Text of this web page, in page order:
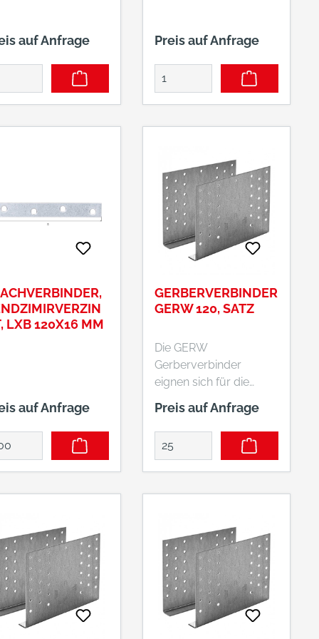
auf Anfrage Preis auf Anfrage
LXB 120X16 MM
auf Anfrage
GERBERVERBINDER
GERW 120, SATZ
Die GERW
Gerberverbinder
eignen sich für die
Gelenkausbildung von
stumpf gestoßenen
Durchlaufträgern.
Neben QuerKräften in
aufnehmen und eignen
sich daher zur
Weiterleitung von
VerbandsKräften. In
Abhängigkeit von der
Belastung kann
Preis auf Anfrage